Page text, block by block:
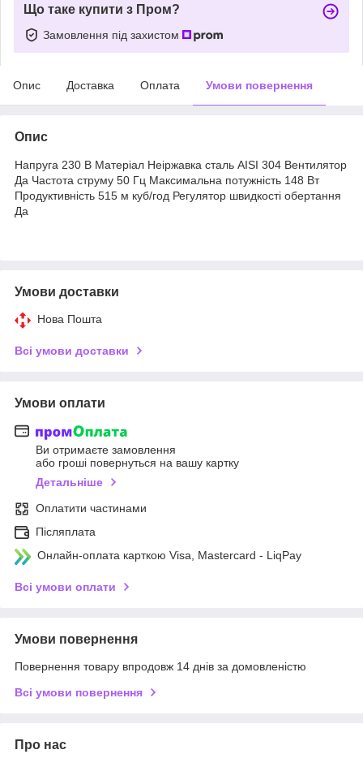
Що таке купити з Пром?
Замовлення під захистом
Опис Доставка Оплата Умови повернення
Опис
Напруга 230 В Матеріал Неіржавка сталь AISI 304 Вентилятор
Да Частота струму 50 Гц Максимальна потужність 148 Вт
Продуктивність 515 м куб/год Регулятор швидкості обертання
Да
Умови доставки
Нова Пошта
Всі умови доставки
Умови оплати
Ви отримаєте замовлення
або гроші повернуться на вашу картку
Детальніше
Оплатити частинами
Післяплата
Онлайн-оплата карткою Visa, Mastercard - LiqPay
Всі умови оплати
Умови повернення
Повернення товару впродовж 14 днів за домовленістю
Всі умови повернення
Про нас